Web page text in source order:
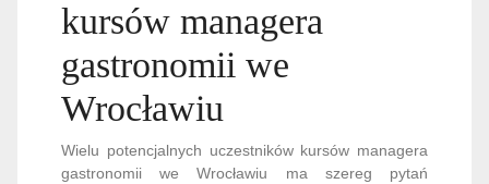
kursów managera
gastronomii we
Wrocławiu
Wielu potencjalnych uczestników kursów managera
gastronomii we Wrocławiu ma szereg pytań